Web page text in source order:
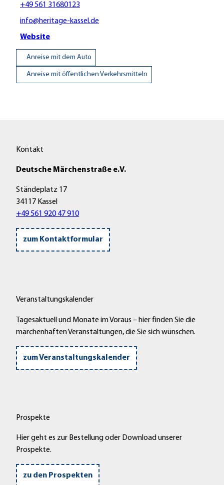
+49 561 31680123
info@heritage-kassel.de
Website
Anreise mit dem Auto
Anreise mit öffentlichen Verkehrsmitteln
Kontakt
Deutsche Märchenstraße e.V.
Ständeplatz 17
34117 Kassel
+49 561 920 47 910
zum Kontaktformular
Veranstaltungskalender
Tagesaktuell und Monate im Voraus – hier finden Sie die
märchenhaften Veranstaltungen, die Sie sich wünschen.
zum Veranstaltungskalender
Prospekte
Hier geht es zur Bestellung oder Download unserer
Prospekte.
zu den Prospekten